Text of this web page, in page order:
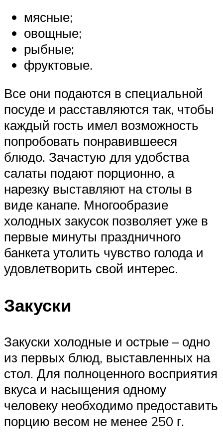
мясные;
овощные;
рыбные;
фруктовые.
Все они подаются в специальной
посуде и расставляются так, чтобы
каждый гость имел возможность
попробовать понравившееся
блюдо. Зачастую для удобства
салаты подают порционно, а
нарезку выставляют на столы в
виде канапе. Многообразие
холодных закусок позволяет уже в
первые минуты праздничного
банкета утолить чувство голода и
удовлетворить свой интерес.
Закуски
Закуски холодные и острые – одно
из первых блюд, выставленных на
стол. Для полноценного восприятия
вкуса и насыщения одному
человеку необходимо предоставить
порцию весом не менее 250 г.